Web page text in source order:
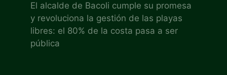
El alcalde de Bacoli cumple su promesa
y revoluciona la gestión de las playas
libres: el 80% de la costa pasa a ser
pública